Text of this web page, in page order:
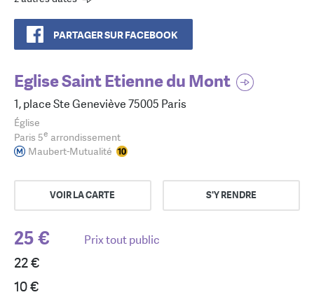
PARTAGER SUR FACEBOOK
Eglise Saint Etienne du Mont
1, place Ste Geneviève 75005 Paris
Église
Paris 5e arrondissement
Maubert-Mutualité
VOIR LA CARTE S'Y RENDRE
25 € Prix tout public
22 €
10 €